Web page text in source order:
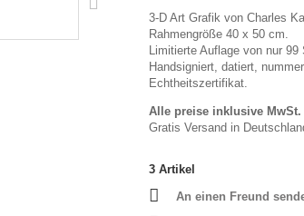
3-D Art Grafik von Charles
Rahmengröße 40 x 50 cm.
Limitierte Auflage von nur 99
Handsigniert, datiert,
Echtheitszertifikat.
Alle preise inklusive MwSt.
Gratis Versand in
3 Artikel
An einen Freund